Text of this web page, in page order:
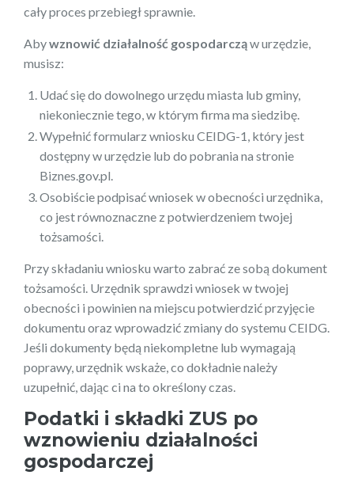
cały proces przebiegł sprawnie.
Abywznowić działalność gospodarcząw urzędzie,
musisz:
Udać się do dowolnego urzędu miasta lub gminy,
niekoniecznie tego, w którym firma ma siedzibę.
Wypełnić formularz wniosku CEIDG-1, który jest
dostępny w urzędzie lub do pobrania na stronie
Biznes.gov.pl.
Osobiście podpisać wniosek w obecności urzędnika,
co jest równoznaczne z potwierdzeniem twojej
tożsamości.
Przy składaniu wniosku warto zabrać ze sobą dokument
tożsamości. Urzędnik sprawdzi wniosek w twojej
obecności i powinien na miejscu potwierdzić przyjęcie
dokumentu oraz wprowadzić zmiany do systemu CEIDG.
Jeśli dokumenty będą niekompletne lub wymagają
poprawy, urzędnik wskaże, co dokładnie należy
uzupełnić, dając ci na to określony czas.
Podatki i składki ZUS po
wznowieniu działalności
gospodarczej